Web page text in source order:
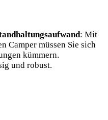
:⁤ Mit
Camper müssen ⁤Sie sich
kümmern.
und robust.